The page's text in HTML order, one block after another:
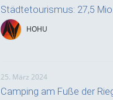
Städtetourismus: 27,5
HOHU
25. März 2024
Camping am Fuße der